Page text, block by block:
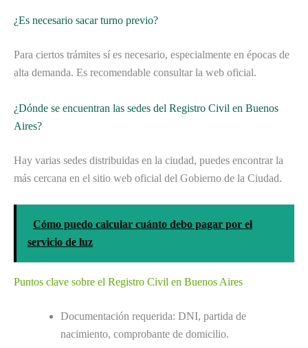
¿Es necesario sacar turno previo?
Para ciertos trámites sí es necesario, especialmente en épocas de
alta demanda. Es recomendable consultar la web oficial.
¿Dónde se encuentran las sedes del Registro Civil en Buenos
Aires?
Hay varias sedes distribuidas en la ciudad, puedes encontrar la
más cercana en el sitio web oficial del Gobierno de la Ciudad.
Cómo puedo calcular cuánto debo pagar por el
servicio de luz
Puntos clave sobre el Registro Civil en Buenos Aires
Documentación requerida: DNI, partida de
nacimiento, comprobante de domicilio.